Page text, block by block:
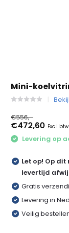
Mini-
€556,-
€472,60 Excl. btw
Levering op
Let op! Op
levertijd
Gratis
Levering in
Veilig